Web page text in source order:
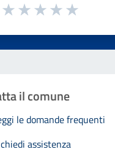
5 stelle la pagina
il comune
le domande frequenti
assistenza